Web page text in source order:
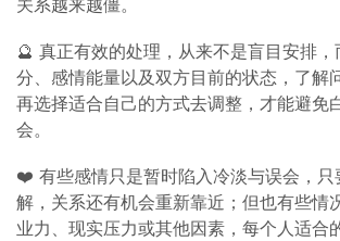
关系越来越僵。
🔮 真正有效的处理，从来不是盲目安排
分、感情能量以及双方目前的状态，了解
再选择适合自己的方式去调整，才能避免
会。
❤️ 有些感情只是暂时陷入冷淡与误会，只
解，关系还有机会重新靠近；但也有些情
业力、现实压力或其他因素，每个人适合